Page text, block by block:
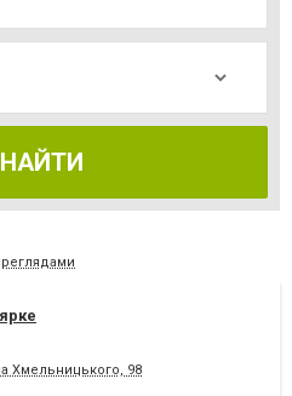
Хмельницького, 98